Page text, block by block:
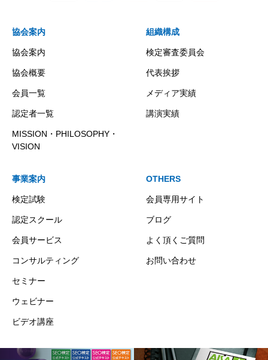
協会案内
協会案内
協会概要
会員一覧
認定者一覧
MISSION・PHILOSOPHY・
VISION
組織構成
検定審査委員会
代表挨拶
メディア実績
講演実績
事業案内
検定試験
認定スクール
会員サービス
コンサルティング
セミナー
ウェビナー
ビデオ講座
OTHERS
会員専用サイト
ブログ
よく頂くご質問
お問い合わせ